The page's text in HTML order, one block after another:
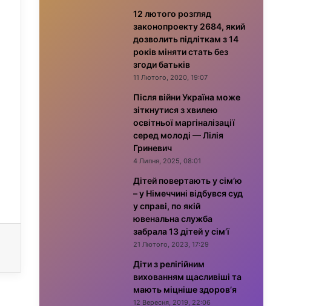
12 лютого розгляд
законопроекту 2684, який
дозволить підліткам з 14
років міняти стать без
згоди батьків
11 Лютого, 2020, 19:07
Після війни Україна може
зіткнутися з хвилею
освітньої маргіналізації
серед молоді — Лілія
Гриневич
4 Липня, 2025, 08:01
Дітей повертають у сім’ю
– у Німеччині відбувся суд
у справі, по якій
ювенальна служба
забрала 13 дітей у сім’ї
21 Лютого, 2023, 17:29
Діти з релігійним
вихованням щасливіші та
мають міцніше здоров’я
12 Вересня, 2019, 22:06